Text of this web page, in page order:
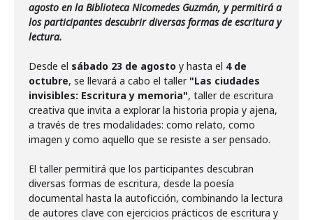
agosto en la Biblioteca Nicomedes Guzmán, y permitirá a
los participantes descubrir diversas formas de escritura y
lectura.
Desde el sábado 23 de agosto y hasta el 4 de
octubre, se llevará a cabo el taller"Las ciudades
invisibles: Escritura y memoria", taller de escritura
creativa que invita a explorar la historia propia y ajena,
a través de tres modalidades: como relato, como
imagen y como aquello que se resiste a ser pensado.
El taller permitirá que los participantes descubran
diversas formas de escritura, desde la poesía
documental hasta la autoficción, combinando la lectura
de autores clave con ejercicios prácticos de escritura y